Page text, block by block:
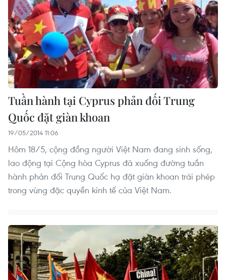
Tuần hành tại Cyprus phản đối Trung
Quốc đặt giàn khoan
19/05/2014 11:06
Hôm 18/5, cộng đồng người Việt Nam đang sinh sống,
lao động tại Cộng hòa Cyprus đã xuống đường tuần
hành phản đối Trung Quốc hạ đặt giàn khoan trái phép
trong vùng đặc quyền kinh tế của Việt Nam.